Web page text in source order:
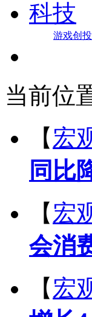
科技
游戏创投
当前位
【 宏
同比
【 宏
会消
【 宏